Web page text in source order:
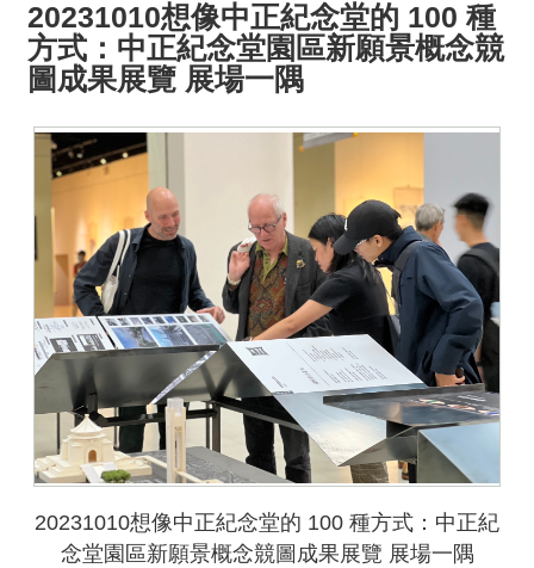
20231010想像中正紀念堂的 100 種
方式：中正紀念堂園區新願景概念競
圖成果展覽 展場一隅
20231010想像中正紀念堂的 100 種方式：中正紀
念堂園區新願景概念競圖成果展覽 展場一隅